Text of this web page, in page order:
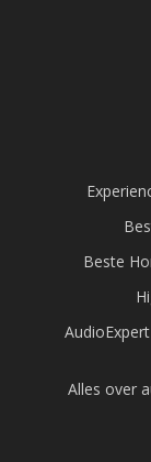
Beste
Alles over